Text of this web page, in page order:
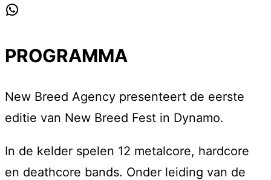
PROGRAMMA
New Breed Agency presenteert de eerste
editie van New Breed Fest in Dynamo.
In de kelder spelen 12 metalcore, hardcore
en deathcore bands. Onder leiding van de